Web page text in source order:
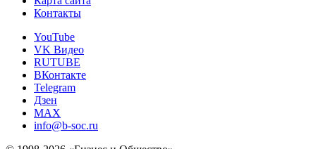
Контакты
YouTube
VK Видео
RUTUBE
ВКонтакте
Telegram
Дзен
MAX
info@b-soc.ru